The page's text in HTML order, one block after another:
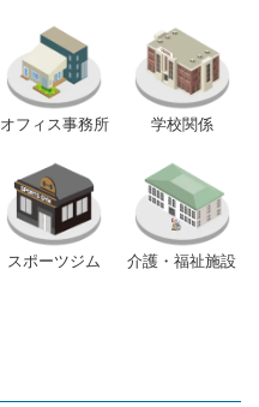
オフィス事務所 学校関係
スポーツジム 介護・福祉施設